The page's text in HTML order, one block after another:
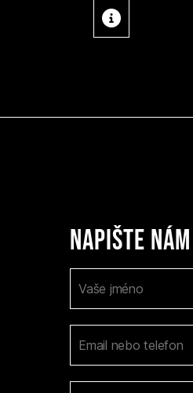
Napište nám
n
t
t
n